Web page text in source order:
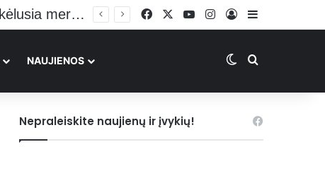
FacebookYouTubeInstagramPrisijungti
Sidebar
NAUJIENOS Switch skin
Ieškoti
Nepraleiskite naujienų ir įvykių!